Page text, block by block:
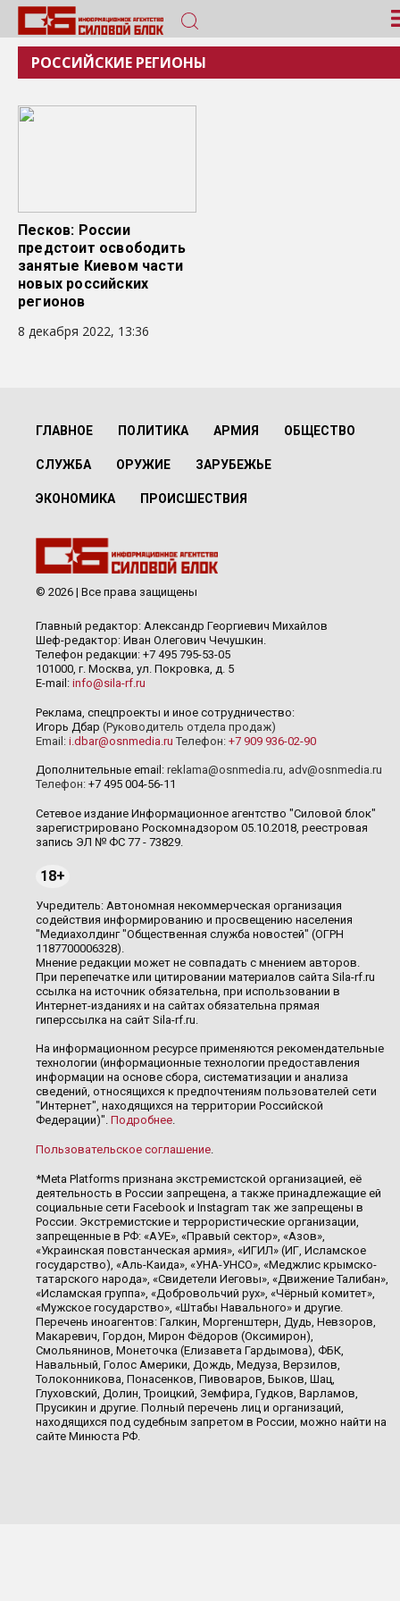
РОССИЙСКИЕ РЕГИОНЫ
Песков: России
предстоит освободить
занятые Киевом части
новых российских
регионов
8 декабря 2022, 13:36
ГЛАВНОЕ ПОЛИТИКА АРМИЯ ОБЩЕСТВО
СЛУЖБА ОРУЖИЕ ЗАРУБЕЖЬЕ
ЭКОНОМИКА ПРОИСШЕСТВИЯ
© 2026 | Все права защищены
Главный редактор: Александр Георгиевич Михайлов
Шеф-редактор: Иван Олегович Чечушкин.
Телефон редакции: +7 495 795-53-05
101000, г. Москва, ул. Покровка, д. 5
E-mail: info@sila-rf.ru
Реклама, спецпроекты и иное сотрудничество:
Игорь Дбар (Руководитель отдела продаж)
Email: i.dbar@osnmedia.ru Телефон: +7 909 936-02-90
Дополнительные email: reklama@osnmedia.ru, adv@osnmedia.ru
Телефон: +7 495 004-56-11
Сетевое издание Информационное агентство "Силовой блок"
зарегистрировано Роскомнадзором 05.10.2018, реестровая
запись ЭЛ № ФС 77 - 73829.
18+
Учредитель: Автономная некоммерческая организация
содействия информированию и просвещению населения
"Медиахолдинг "Общественная служба новостей" (ОГРН
1187700006328).
Мнение редакции может не совпадать с мнением авторов.
При перепечатке или цитировании материалов сайта Sila-rf.ru
ссылка на источник обязательна, при использовании в
Интернет-изданиях и на сайтах обязательна прямая
гиперссылка на сайт Sila-rf.ru.
На информационном ресурсе применяются рекомендательные
технологии (информационные технологии предоставления
информации на основе сбора, систематизации и анализа
сведений, относящихся к предпочтениям пользователей сети
"Интернет", находящихся на территории Российской
Федерации)". Подробнее.
Пользовательское соглашение.
*Meta Platforms признана экстремистской организацией, её
деятельность в России запрещена, а также принадлежащие ей
социальные сети Facebook и Instagram так же запрещены в
России. Экстремистские и террористические организации,
запрещенные в РФ: «АУЕ», «Правый сектор», «Азов»,
«Украинская повстанческая армия», «ИГИЛ» (ИГ, Исламское
государство), «Аль-Каида», «УНА-УНСО», «Меджлис крымско-
татарского народа», «Свидетели Иеговы», «Движение Талибан»,
«Исламская группа», «Добровольчий рух», «Чёрный комитет»,
«Мужское государство», «Штабы Навального» и другие.
Перечень иноагентов: Галкин, Моргенштерн, Дудь, Невзоров,
Макаревич, Гордон, Мирон Фёдоров (Оксимирон),
Смольянинов, Монеточка (Елизавета Гардымова), ФБК,
Навальный, Голос Америки, Дождь, Медуза, Верзилов,
Толоконникова, Понасенков, Пивоваров, Быков, Шац,
Глуховский, Долин, Троицкий, Земфира, Гудков, Варламов,
Прусикин и другие. Полный перечень лиц и организаций,
находящихся под судебным запретом в России, можно найти на
сайте Минюста РФ.